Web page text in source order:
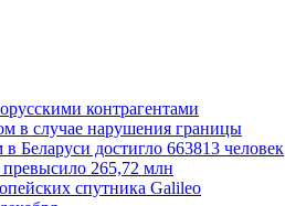
контрагентами
в случае нарушения границы
Беларуси достигло 663813 человек
265,72 млн
спутника Galileo